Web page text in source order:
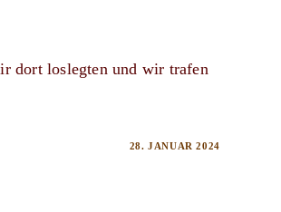
dort loslegten und wir trafen
28. JANUAR 2024